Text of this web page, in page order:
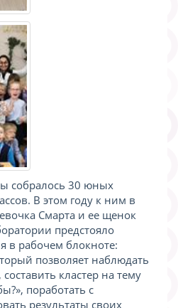
собралось 30 юных
В этом году к ним в
Смарта и ее щенок
предстояло
в рабочем блокноте:
позволяет наблюдать
кластер на тему
поработать с
результаты своих